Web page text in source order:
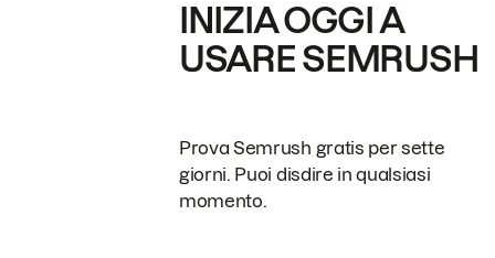
INIZIA OGGI A
USARE SEMRUSH
Prova Semrush gratis per sette
giorni. Puoi disdire in qualsiasi
momento.